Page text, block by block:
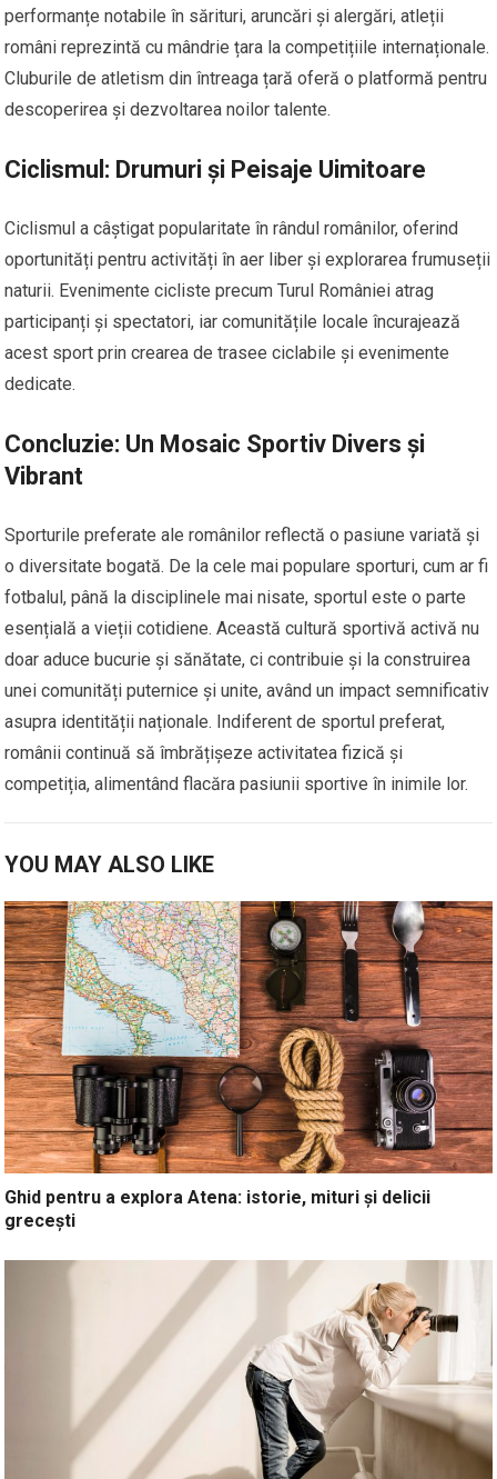
performanțe notabile în sărituri, aruncări și alergări, atleții
români reprezintă cu mândrie țara la competițiile internaționale.
Cluburile de atletism din întreaga țară oferă o platformă pentru
descoperirea și dezvoltarea noilor talente.
Ciclismul: Drumuri și Peisaje Uimitoare
Ciclismul a câștigat popularitate în rândul românilor, oferind
oportunități pentru activități în aer liber și explorarea frumuseții
naturii. Evenimente cicliste precum Turul României atrag
participanți și spectatori, iar comunitățile locale încurajează
acest sport prin crearea de trasee ciclabile și evenimente
dedicate.
Concluzie: Un Mosaic Sportiv Divers și
Vibrant
Sporturile preferate ale românilor reflectă o pasiune variată și
o diversitate bogată. De la cele mai populare sporturi, cum ar fi
fotbalul, până la disciplinele mai nisate, sportul este o parte
esențială a vieții cotidiene. Această cultură sportivă activă nu
doar aduce bucurie și sănătate, ci contribuie și la construirea
unei comunități puternice și unite, având un impact semnificativ
asupra identității naționale. Indiferent de sportul preferat,
românii continuă să îmbrățișeze activitatea fizică și
competiția, alimentând flacăra pasiunii sportive în inimile lor.
YOU MAY ALSO LIKE
Ghid pentru a explora Atena: istorie, mituri și delicii
grecești